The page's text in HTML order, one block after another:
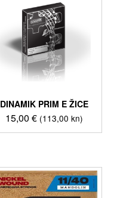
DINAMIK PRIM E ŽICE
15,00€ (113,00 kn)